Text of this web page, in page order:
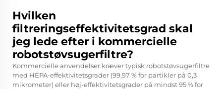
Hvilken
filtreringseffektivitetsgrad skal
jeg lede efter i kommercielle
robotstøvsugerfiltre?
Kommercielle anvendelser kræver typisk robotstøvsugerfiltre
med HEPA-effektivitetsgrader (99,97 % for partikler på 0,3
mikrometer) eller høj-effektivitetsgrader på mindst 95 % for